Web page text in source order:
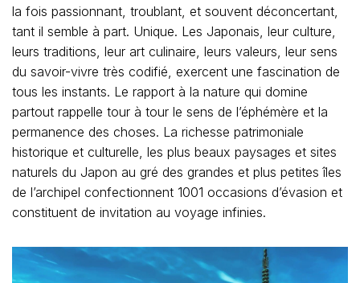
la fois passionnant, troublant, et souvent déconcertant,
tant il semble à part. Unique. Les Japonais, leur culture,
leurs traditions, leur art culinaire, leurs valeurs, leur sens
du savoir-vivre très codifié, exercent une fascination de
tous les instants. Le rapport à la nature qui domine
partout rappelle tour à tour le sens de l’éphémère et la
permanence des choses. La richesse patrimoniale
historique et culturelle, les plus beaux paysages et sites
naturels du Japon au gré des grandes et plus petites îles
de l’archipel confectionnent 1001 occasions d’évasion et
constituent de invitation au voyage infinies.